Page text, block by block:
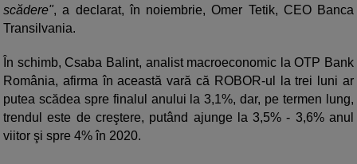
scădere", a declarat, în noiembrie, Omer Tetik, CEO Banca
Transilvania.
În schimb, Csaba Balint, analist macroeconomic la OTP Bank
România, afirma în această vară că ROBOR-ul la trei luni ar
putea scădea spre finalul anului la 3,1%, dar, pe termen lung,
trendul este de creştere, putând ajunge la 3,5% - 3,6% anul
viitor şi spre 4% în 2020.